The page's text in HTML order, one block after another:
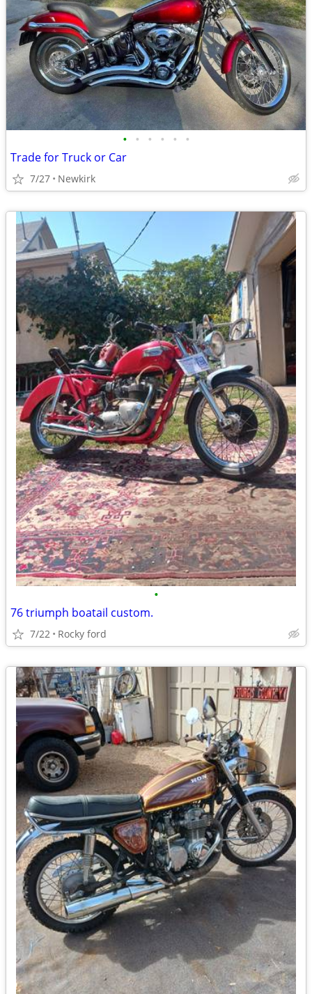
• • • • • •
Trade for Truck or Car
7/27 Newkirk
•
76 triumph boatail custom.
7/22 Rocky ford